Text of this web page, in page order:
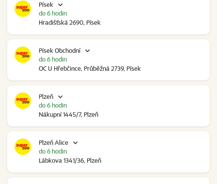
Písek
Hradišťská 2690, Písek
do 6 hodin
Písek Obchodní
OC U Hřebčince, Průběžná 2739, Písek
do 6 hodin
Plzeň
Nákupní 1445/7, Plzeň
do 6 hodin
Plzeň Alice
Lábkova 1341/36, Plzeň
do 6 hodin